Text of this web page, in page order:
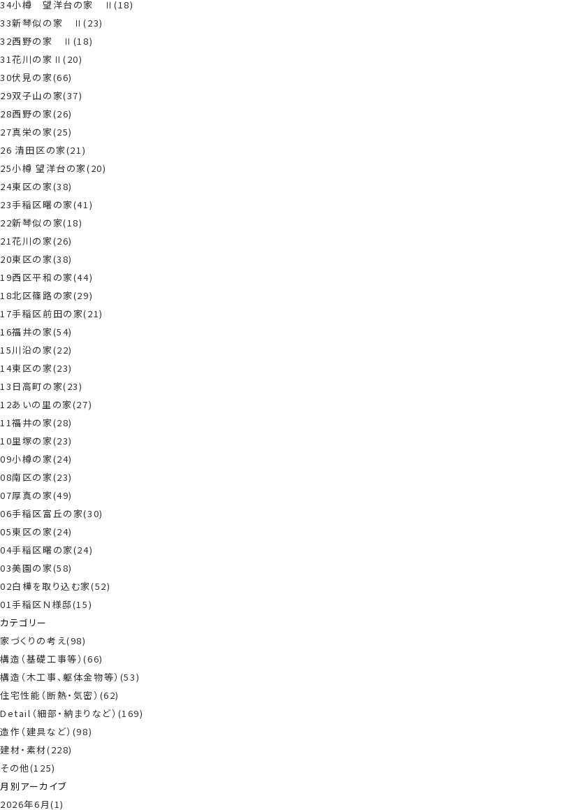
34小樽 望洋台の家 Ⅱ(18)
33新琴似の家 Ⅱ(23)
32西野の家 Ⅱ(18)
31花川の家Ⅱ(20)
30伏見の家(66)
29双子山の家(37)
28西野の家(26)
27真栄の家(25)
26 清田区の家(21)
25小樽 望洋台の家(20)
24東区の家(38)
23手稲区曙の家(41)
22新琴似の家(18)
21花川の家(26)
20東区の家(38)
19西区平和の家(44)
18北区篠路の家(29)
17手稲区前田の家(21)
16福井の家(54)
15川沿の家(22)
14東区の家(23)
13日高町の家(23)
12あいの里の家(27)
11福井の家(28)
10里塚の家(23)
09小樽の家(24)
08南区の家(23)
07厚真の家(49)
06手稲区富丘の家(30)
05東区の家(24)
04手稲区曙の家(24)
03美園の家(58)
02白樺を取り込む家(52)
01手稲区Ｎ様邸(15)
カテゴリー
家づくりの考え(98)
構造（基礎工事等）(66)
構造（木工事、躯体金物等）(53)
住宅性能（断熱・気密）(62)
Detail（細部・納まりなど）(169)
造作（建具など）(98)
建材・素材(228)
その他(125)
月別アーカイブ
2026年6月(1)